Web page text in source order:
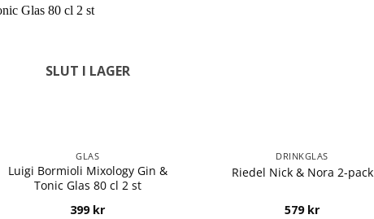
SLUT I LAGER
GLAS
Luigi Bormioli Mixology Gin &
Tonic Glas 80 cl 2 st
399 kr
DRINKGLAS
Riedel Nick & Nora 2-pack
579 kr